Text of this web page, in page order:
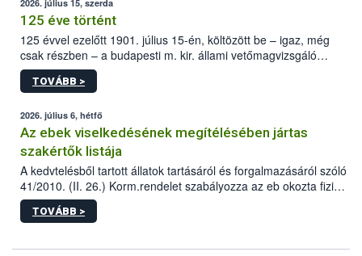
2026. július 15, szerda
125 éve történt
125 évvel ezelőtt 1901. július 15-én, költözött be – igaz, még
csak részben – a budapesti m. kir. állami vetőmagvizsgáló
állomás a Kis Rókus utca 15. szám alatti, Czigler Győző által
tervezett új épületébe.
TOVÁBB >
2026. július 6, hétfő
Az ebek viselkedésének megítélésében jártas
szakértők listája
A kedvtelésből tartott állatok tartásáról és forgalmazásáról szóló
41/2010. (II. 26.) Korm.rendelet szabályozza az eb okozta fizikai
sérülés, illetve ennek veszélye keletkezésekor felmerülő
hatósági feladatokat, valamint a veszélyes eb tartását és annak
vonni az ebek viselkedésének megítélésében jártas szakértőt.
TOVÁBB >